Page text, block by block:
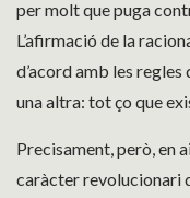
per molt que puga
L’afirmació de la
d’acord amb les
una altra: tot ço que
Precisament, però, en
caràcter revolucionari